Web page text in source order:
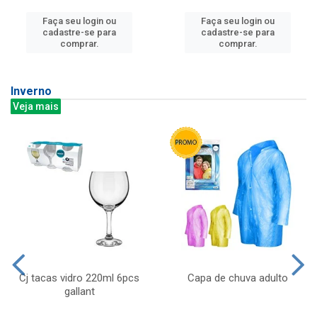
Faça seu login ou
cadastre-se para
comprar.
Faça seu login ou
cadastre-se para
comprar.
Inverno
Veja mais
Cj tacas vidro 220ml 6pcs
gallant
Capa de chuva adulto